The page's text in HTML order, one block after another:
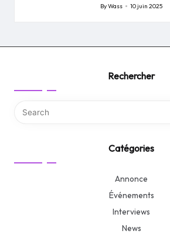
Posted
ByWass 10 juin 2025
Rechercher
Catégories
Annonce
Événements
Interviews
News